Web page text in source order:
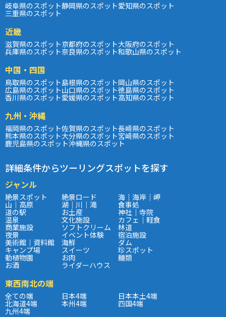
岐阜県のスポット静岡県のスポット愛知県のスポット
三重県のスポット
近畿
滋賀県のスポット京都府のスポット大阪府のスポット
兵庫県のスポット奈良県のスポット和歌山県のスポット
中国・四国
鳥取県のスポット島根県のスポット岡山県のスポット
広島県のスポット山口県のスポット徳島県のスポット
香川県のスポット愛媛県のスポット高知県のスポット
九州・沖縄
福岡県のスポット佐賀県のスポット長崎県のスポット
熊本県のスポット大分県のスポット宮崎県のスポット
鹿児島県のスポット沖縄県のスポット
詳細条件からツーリングスポットを探す
ジャンル
絶景スポット 絶景ロード 海｜海岸｜岬
山｜高原 湖｜川｜滝 食事処
道の駅 お土産 神社｜寺院
温泉 文化施設 カフェ｜軽食
商業施設 ソフトクリーム 林道
夜景 イベント体験 宿泊施設
美術館｜資料館 海鮮 ダム
キャンプ場 スイーツ 珍スポット
動植物園 お肉 麺類
お酒 ライダーハウス
東西南北の端
全ての端 日本4端 日本本土4端
北海道4端 本州4端 四国4端
九州4端